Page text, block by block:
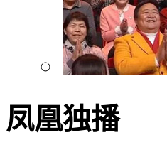
凤凰独播